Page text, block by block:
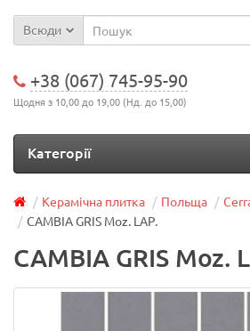
Всюди
+38 (067) 745-95-90
Щодня з 10,00 до 19,00 (Нд. до 15,00)
Категорії
Керамічна плитка Польща
CAMBIA GRIS Moz. LAP.
CAMBIA GRIS Moz.